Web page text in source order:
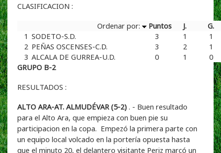
CLASIFICACION :
Ordenar por:
Puntos J.
G.
1 SODETO-S.D. 3 1
1
2 PEÑAS OSCENSES-C.D. 3 2
1
3 ALCALA DE GURREA-U.D. 0 1
0
GRUPO B-2
RESULTADOS :
ALTO ARA-AT. ALMUDÉVAR (5-2) . - Buen resultado
para el Alto Ara, que empieza con buen pie su
participacion en la copa. Empezó la primera parte con
un equipo local volcado en la portería opuesta hasta
que el minuto 20, el delantero visitante Periz marcó un